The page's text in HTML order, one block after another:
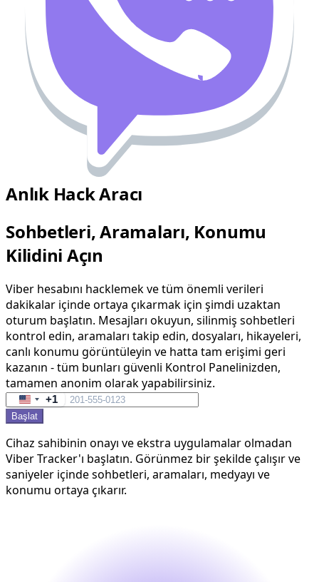
Anlık Hack Aracı
Sohbetleri, Aramaları, Konumu
Kilidini Açın
Viber hesabını hacklemek ve tüm önemli verileri
dakikalar içinde ortaya çıkarmak için şimdi uzaktan
oturum başlatın. Mesajları okuyun, silinmiş sohbetleri
kontrol edin, aramaları takip edin, dosyaları, hikayeleri,
canlı konumu görüntüleyin ve hatta tam erişimi geri
kazanın - tüm bunları güvenli Kontrol Panelinizden,
tamamen anonim olarak yapabilirsiniz.
United
States
+1
Başlat
Cihaz sahibinin onayı ve ekstra uygulamalar olmadan
Viber Tracker'ı başlatın. Görünmez bir şekilde çalışır ve
saniyeler içinde sohbetleri, aramaları, medyayı ve
konumu ortaya çıkarır.